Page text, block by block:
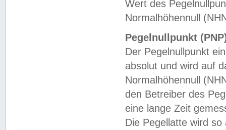
Wert des
Normalhöhennull
Pegelnullpunkt
Der Pegelnullpunkt
absolut und wird auf
Normalhöhennull
den Betreiber des
eine lange Zeit
Die Pegellatte wird